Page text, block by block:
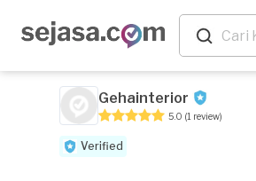
Gehainterior
5.0 (1 review)
Verified